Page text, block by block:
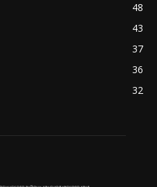
48
43
37
36
32